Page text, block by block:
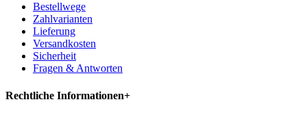
Bestellwege
Zahlvarianten
Lieferung
Versandkosten
Sicherheit
Fragen & Antworten
Rechtliche Informationen+